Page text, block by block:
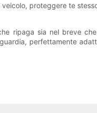
proteggere te
ripaga sia nel breve
perfettamente